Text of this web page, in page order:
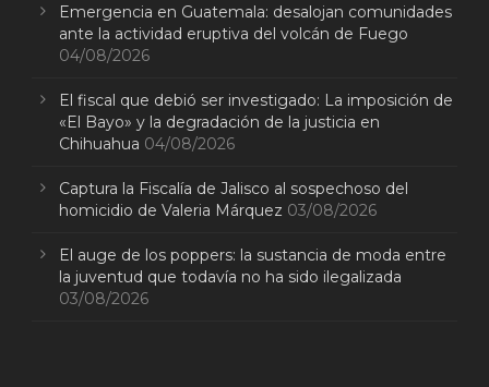
Emergencia en Guatemala: desalojan comunidades
ante la actividad eruptiva del volcán de Fuego
04/08/2026
El fiscal que debió ser investigado: La imposición de
«El Bayo» y la degradación de la justicia en
Chihuahua 04/08/2026
Captura la Fiscalía de Jalisco al sospechoso del
homicidio de Valeria Márquez 03/08/2026
El auge de los poppers: la sustancia de moda entre
la juventud que todavía no ha sido ilegalizada
03/08/2026